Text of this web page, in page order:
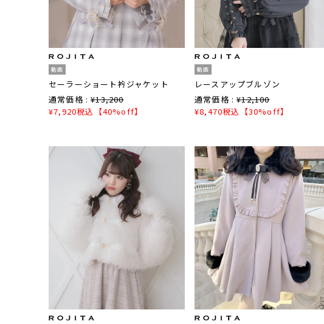
動画
セーラーショート衿ジャケット
通常価格 : ¥13,200
¥7,920税込 【40%off】
動画
レースアップブルゾン
通常価格 : ¥12,100
¥8,470税込 【30%off】